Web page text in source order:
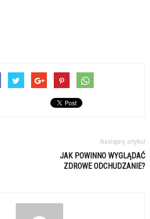
Następny artykuł
JAK POWINNO WYGLĄDAĆ
ZDROWE ODCHUDZANIE?